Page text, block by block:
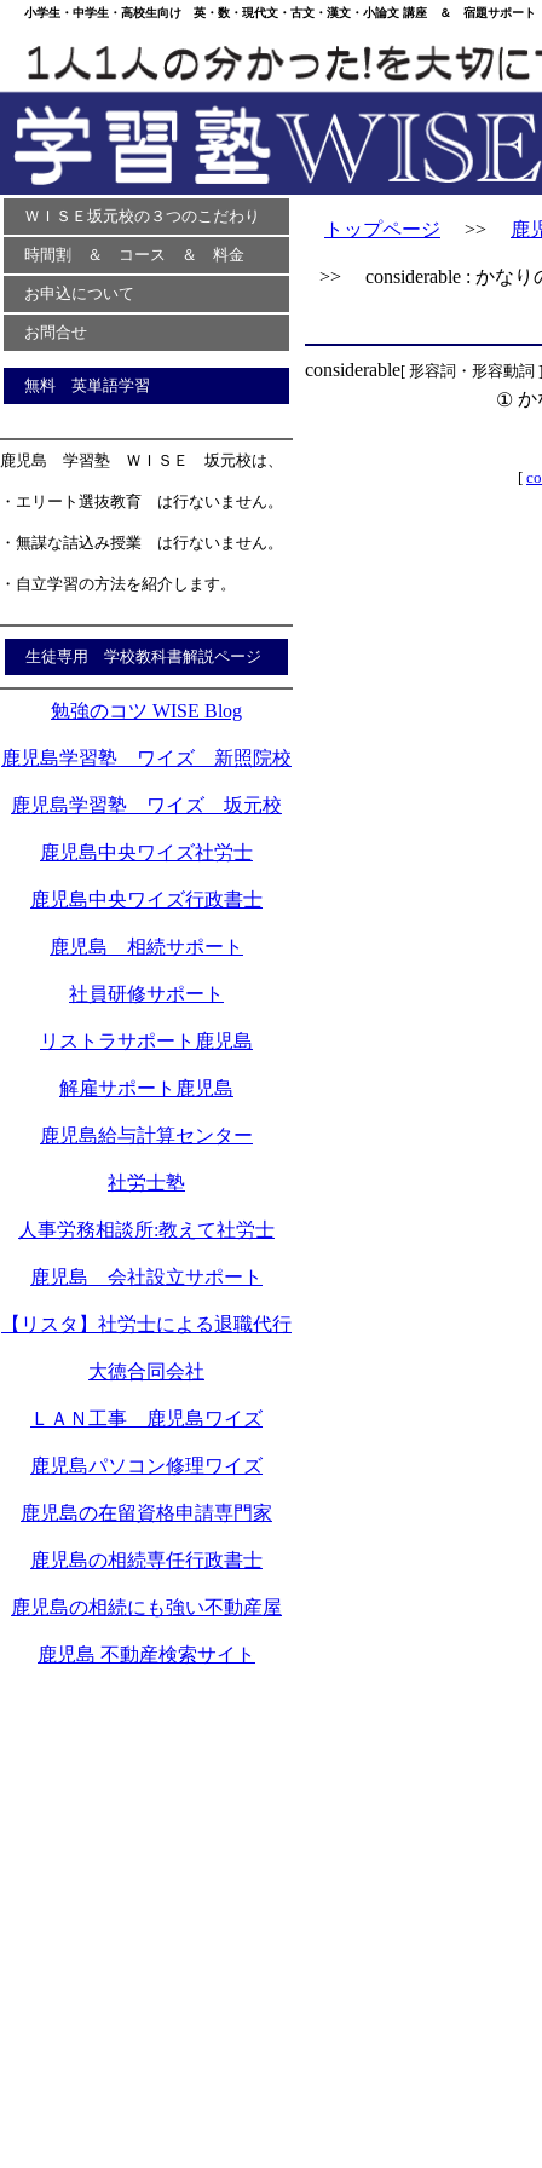
小学生・中学生・高校生向け 英・数・現代文・古文・漢文・小論文 講座 ＆ 宿題サポー
ＷＩＳＥ坂元校の３つのこだわり
時間割 ＆ コース ＆ 料金
お申込について
お問合せ
無料 英単語学習
鹿児島 学習塾 ＷＩＳＥ 坂元校は、
・エリート選抜教育 は行ないません。
・無謀な詰込み授業 は行ないません。
・自立学習の方法を紹介します。
生徒専用 学校教科書解説ページ
勉強のコツ WISE Blog
鹿児島学習塾 ワイズ 新照院校
鹿児島学習塾 ワイズ 坂元校
鹿児島中央ワイズ社労士
鹿児島中央ワイズ行政書士
鹿児島 相続サポート
社員研修サポート
リストラサポート鹿児島
解雇サポート鹿児島
鹿児島給与計算センター
社労士塾
人事労務相談所:教えて社労士
鹿児島 会社設立サポート
【リスタ】社労士による退職代行
大徳合同会社
ＬＡＮ工事 鹿児島ワイズ
鹿児島パソコン修理ワイズ
鹿児島の在留資格申請専門家
鹿児島の相続専任行政書士
鹿児島の相続にも強い不動産屋
鹿児島 不動産検索サイト
トップページ >> 鹿
>> considerable : かなり
considerable[ 形容詞・形容動詞 ]
① か
[